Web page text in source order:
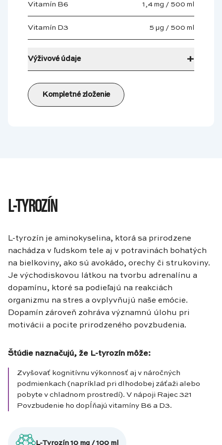
Vitamín B6 1,4 mg / 500 ml
Vitamín D3 5 µg / 500 ml
Výživové údaje +
Kompletné zloženie
L-TYROZÍN
L-tyrozín je aminokyselina, ktorá sa prirodzene
nachádza v ľudskom tele aj v potravinách bohatých
na bielkoviny, ako sú avokádo, orechy či strukoviny.
Je východiskovou látkou na tvorbu adrenalínu a
dopamínu, ktoré sa podieľajú na reakciách
organizmu na stres a ovplyvňujú naše emócie.
Dopamín zároveň zohráva významnú úlohu pri
motivácii a pocite prirodzeného povzbudenia.
Štúdie naznačujú, že L-tyrozín môže:
Zvyšovať kognitívnu výkonnosť aj v náročných
podmienkach (napríklad pri dlhodobej záťaži alebo
pobyte v chladnom prostredí). V nápoji Rajec 321
Povzbudenie ho dopĺňajú vitamíny B6 a D3.
L-Tyrozín 10 mg / 100 ml